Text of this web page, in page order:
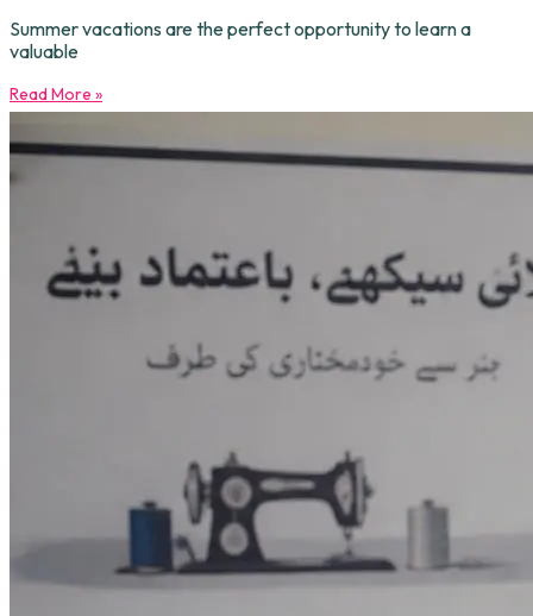
Summer vacations are the perfect opportunity to learn a
valuable
Read More »